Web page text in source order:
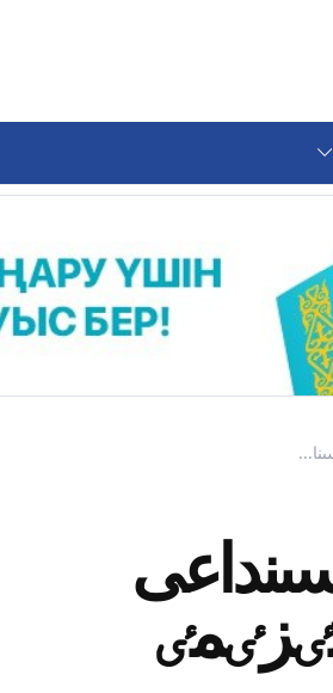
تٸزٸمٸ